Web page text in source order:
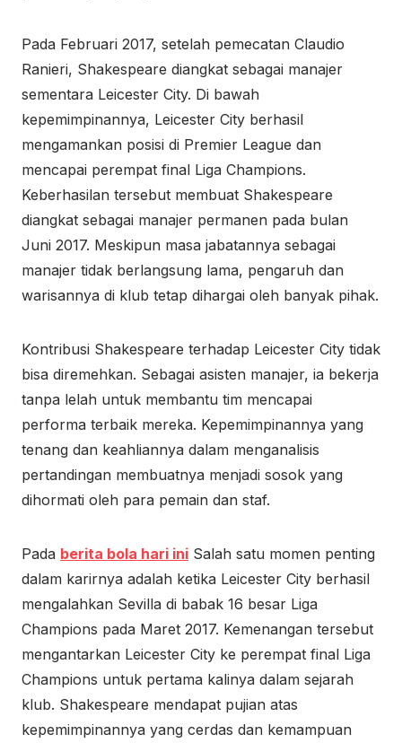
Pada Februari 2017, setelah pemecatan Claudio
Ranieri, Shakespeare diangkat sebagai manajer
sementara Leicester City. Di bawah
kepemimpinannya, Leicester City berhasil
mengamankan posisi di Premier League dan
mencapai perempat final Liga Champions.
Keberhasilan tersebut membuat Shakespeare
diangkat sebagai manajer permanen pada bulan
Juni 2017. Meskipun masa jabatannya sebagai
manajer tidak berlangsung lama, pengaruh dan
warisannya di klub tetap dihargai oleh banyak pihak.
Kontribusi Shakespeare terhadap Leicester City tidak
bisa diremehkan. Sebagai asisten manajer, ia bekerja
tanpa lelah untuk membantu tim mencapai
performa terbaik mereka. Kepemimpinannya yang
tenang dan keahliannya dalam menganalisis
pertandingan membuatnya menjadi sosok yang
dihormati oleh para pemain dan staf.
Pada berita bola hari ini Salah satu momen penting
dalam karirnya adalah ketika Leicester City berhasil
mengalahkan Sevilla di babak 16 besar Liga
Champions pada Maret 2017. Kemenangan tersebut
mengantarkan Leicester City ke perempat final Liga
Champions untuk pertama kalinya dalam sejarah
klub. Shakespeare mendapat pujian atas
kepemimpinannya yang cerdas dan kemampuan